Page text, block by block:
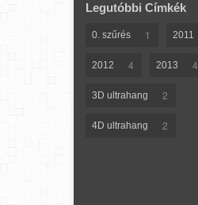
Legutóbbi Címkék
0. szűrés 1 2011
2012 4 2013 4
3D ultrahang 2
4D ultrahang 2